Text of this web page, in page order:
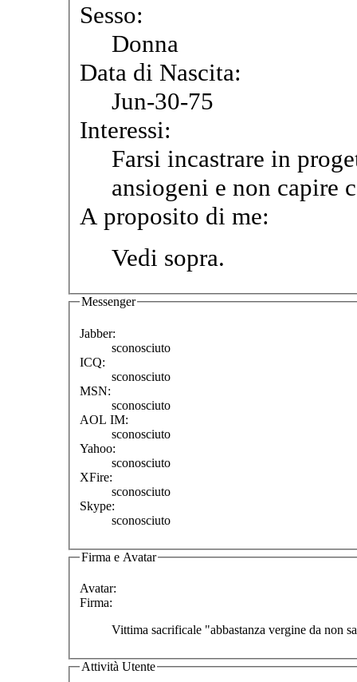
Sesso:
Donna
Data di Nascita:
Jun-30-75
Interessi:
Farsi incastrare in
ansiogeni e non capire
A proposito di me:
Vedi sopra.
Messenger
Jabber:
sconosciuto
ICQ:
sconosciuto
MSN:
sconosciuto
AOL IM:
sconosciuto
Yahoo:
sconosciuto
XFire:
sconosciuto
Skype:
sconosciuto
Firma e Avatar
Avatar:
Firma:
Vittima sacrificale "abbastanza vergine da non
Attività Utente